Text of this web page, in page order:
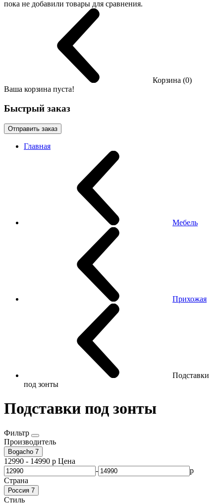
пока не добавили товары для сравнения.
Корзина (0)
Ваша корзина пуста!
Быстрый заказ
Отправить заказ
Главная
Мебель
Прихожая
Подставки
под зонты
Подставки под зонты
Фильтр
Производитель
Bogacho 7
12990 - 14990 р Цена
-
р
Страна
Россия 7
Стиль